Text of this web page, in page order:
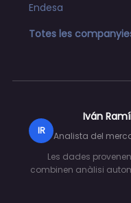
Endesa
Totes les
IR
Iván
Analista del
Les dades
combinen anàlisi